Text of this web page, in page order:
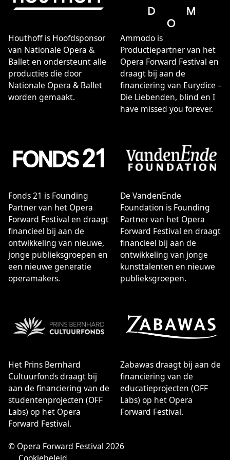
verwante muziekdramatische kunsten. Onze organisatie
wil mensen verbinden, ontroeren en betrekken bij het
rijke culturele leven in Nederland. Vakmanschap,
creativiteit, durf en betrokkenheid zijn eigenschappen
die onze medewerkers met elkaar delen.
Missie & Visie
Als een van de grootste cultuurinstellingen die ons land
rijk is wil Nationale Opera & Ballet het leven van zoveel
mogelijk mensen verrijken met de verwondering,
vormgeving samen te brengen in de ‘live’ vertolking van
menselijke emoties. Daarmee bieden we onze bezoekers
een emotionele, intellectuele en zintuigelijke ervaring
het hoofd kan raken.
Houthoff is Hoofdsponsor
van Nationale Opera &
Ballet en ondersteunt alle
producties die door
Nationale Opera & Ballet
worden gemaakt.
Ammodo is
Productiepartner van het
Opera Forward Festival en
draagt bij aan de
financiering van Eurydice –
Die Liebenden, blind en I
have missed you forever.
Fonds 21 is Founding
Partner van het Opera
Forward Festival en draagt
financieel bij aan de
ontwikkeling van nieuwe,
jonge publieksgroepen en
een nieuwe generatie
operamakers.
De VandenEnde
Foundation is Founding
Partner van het Opera
Forward Festival en draagt
financieel bij aan de
ontwikkeling van jonge
kunsttalenten en nieuwe
publieksgroepen.
Het Prins Bernhard
Cultuurfonds draagt bij
aan de financiering van de
studentenprojecten (OFF
Labs) op het Opera
Forward Festival.
Zabawas draagt bij aan de
financiering van de
educatieprojecten (OFF
Labs) op het Opera
Forward Festival.
© Opera Forward Festival 2026